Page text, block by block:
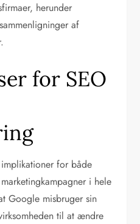
herunder
af
for SEO
for både
i hele
Google misbruger sin
til at ændre